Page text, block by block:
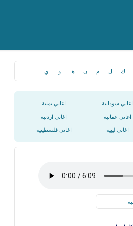
ك ل م ن هـ و ي
اغاني سودانية اغاني يمنية
اغاني عمانية اغاني اردنية
اغاني ليبيه اغاني فلسطينيه